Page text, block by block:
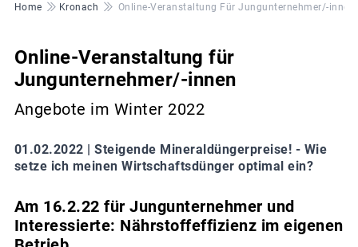
Pfadnavigation
Home Kronach Online-Veranstaltung Für Jungunternehmer/-innen
Online-Veranstaltung für
Jungunternehmer/-innen
Angebote im Winter 2022
01.02.2022 | Steigende Mineraldüngerpreise! - Wie
setze ich meinen Wirtschaftsdünger optimal ein?
Am 16.2.22 für Jungunternehmer und
Interessierte: Nährstoffeffizienz im eigenen